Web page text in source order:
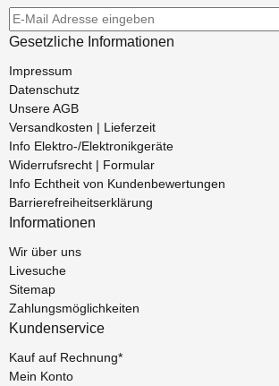
Newsletter-Registrierung
Gesetzliche Informationen
Impressum
Datenschutz
Unsere AGB
Versandkosten | Lieferzeit
Info Elektro-/Elektronikgeräte
Widerrufsrecht | Formular
Info Echtheit von Kundenbewertungen
Barrierefreiheitserklärung
Informationen
Wir über uns
Livesuche
Sitemap
Zahlungsmöglichkeiten
Kundenservice
Kauf auf Rechnung*
Mein Konto